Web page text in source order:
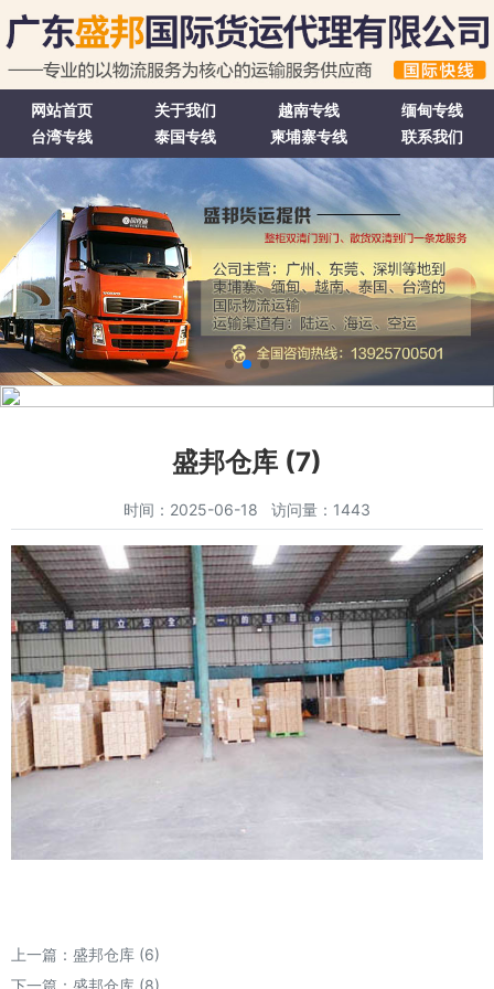
网站首页 关于我们 越南专线
缅甸专线
台湾专线
泰国专线 柬埔寨专线 联系我们
盛邦仓库 (7)
时间：2025-06-18 访问量：1443
上一篇： 盛邦仓库 (6)
下一篇： 盛邦仓库 (8)